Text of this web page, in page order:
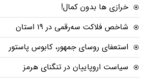
خرازی ها بدون کمال!
شاخص فلاکت سه‌رقمی در ۱۹ استان
استعفای روسای جمهور، کابوس پاستور
سیاست اروپاییان در تنگنای هرمز